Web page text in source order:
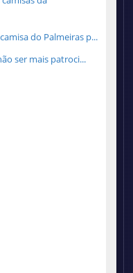
do Palmeiras p...
ser mais patroci...